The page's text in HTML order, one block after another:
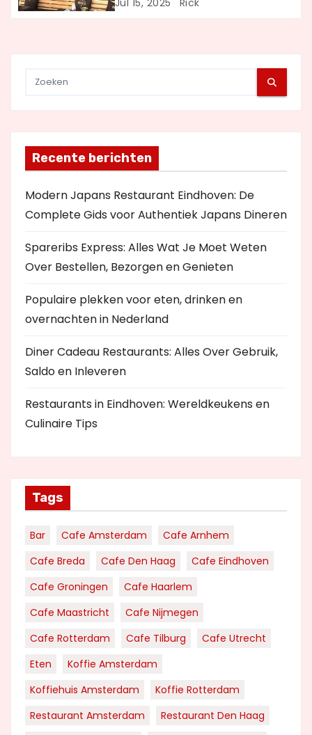
Jul 15, 2025 Rick
Recente berichten
Modern Japans Restaurant Eindhoven: De
Complete Gids voor Authentiek Japans Dineren
Spareribs Express: Alles Wat Je Moet Weten
Over Bestellen, Bezorgen en Genieten
Populaire plekken voor eten, drinken en
overnachten in Nederland
Diner Cadeau Restaurants: Alles Over Gebruik,
Saldo en Inleveren
Restaurants in Eindhoven: Wereldkeukens en
Culinaire Tips
Tags
Bar Cafe Amsterdam
Cafe Arnhem
Cafe Breda
Cafe Den Haag
Cafe Eindhoven
Cafe Groningen
Cafe Haarlem
Cafe Maastricht
Cafe Nijmegen
Cafe Rotterdam
Cafe Tilburg
Cafe Utrecht
Eten
Koffie Amsterdam
Koffiehuis Amsterdam
Koffie Rotterdam
Restaurant Amsterdam
Restaurant Den Haag